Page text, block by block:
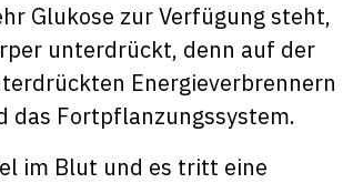
Glukose zur Verfügung steht,
unterdrückt, denn auf der
Energieverbrennern
das Fortpflanzungssystem.
im Blut und es tritt eine